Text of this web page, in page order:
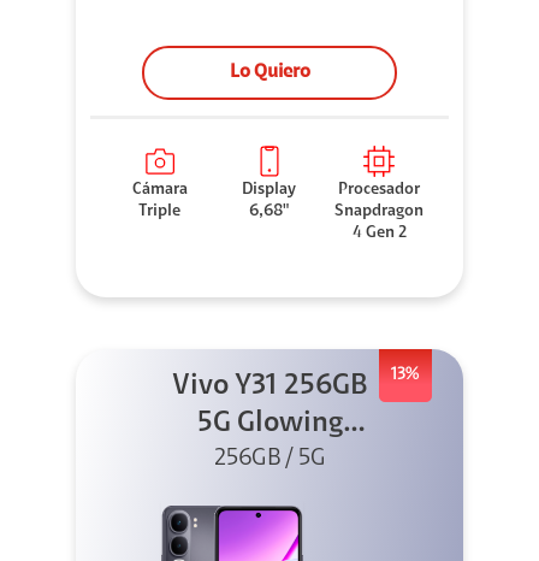
Lo Quiero
Cámara
Triple
Display
6,68"
Procesador
Snapdragon
4 Gen 2
13%
Vivo Y31 256GB
5G Glowing
Black
256GB / 5G